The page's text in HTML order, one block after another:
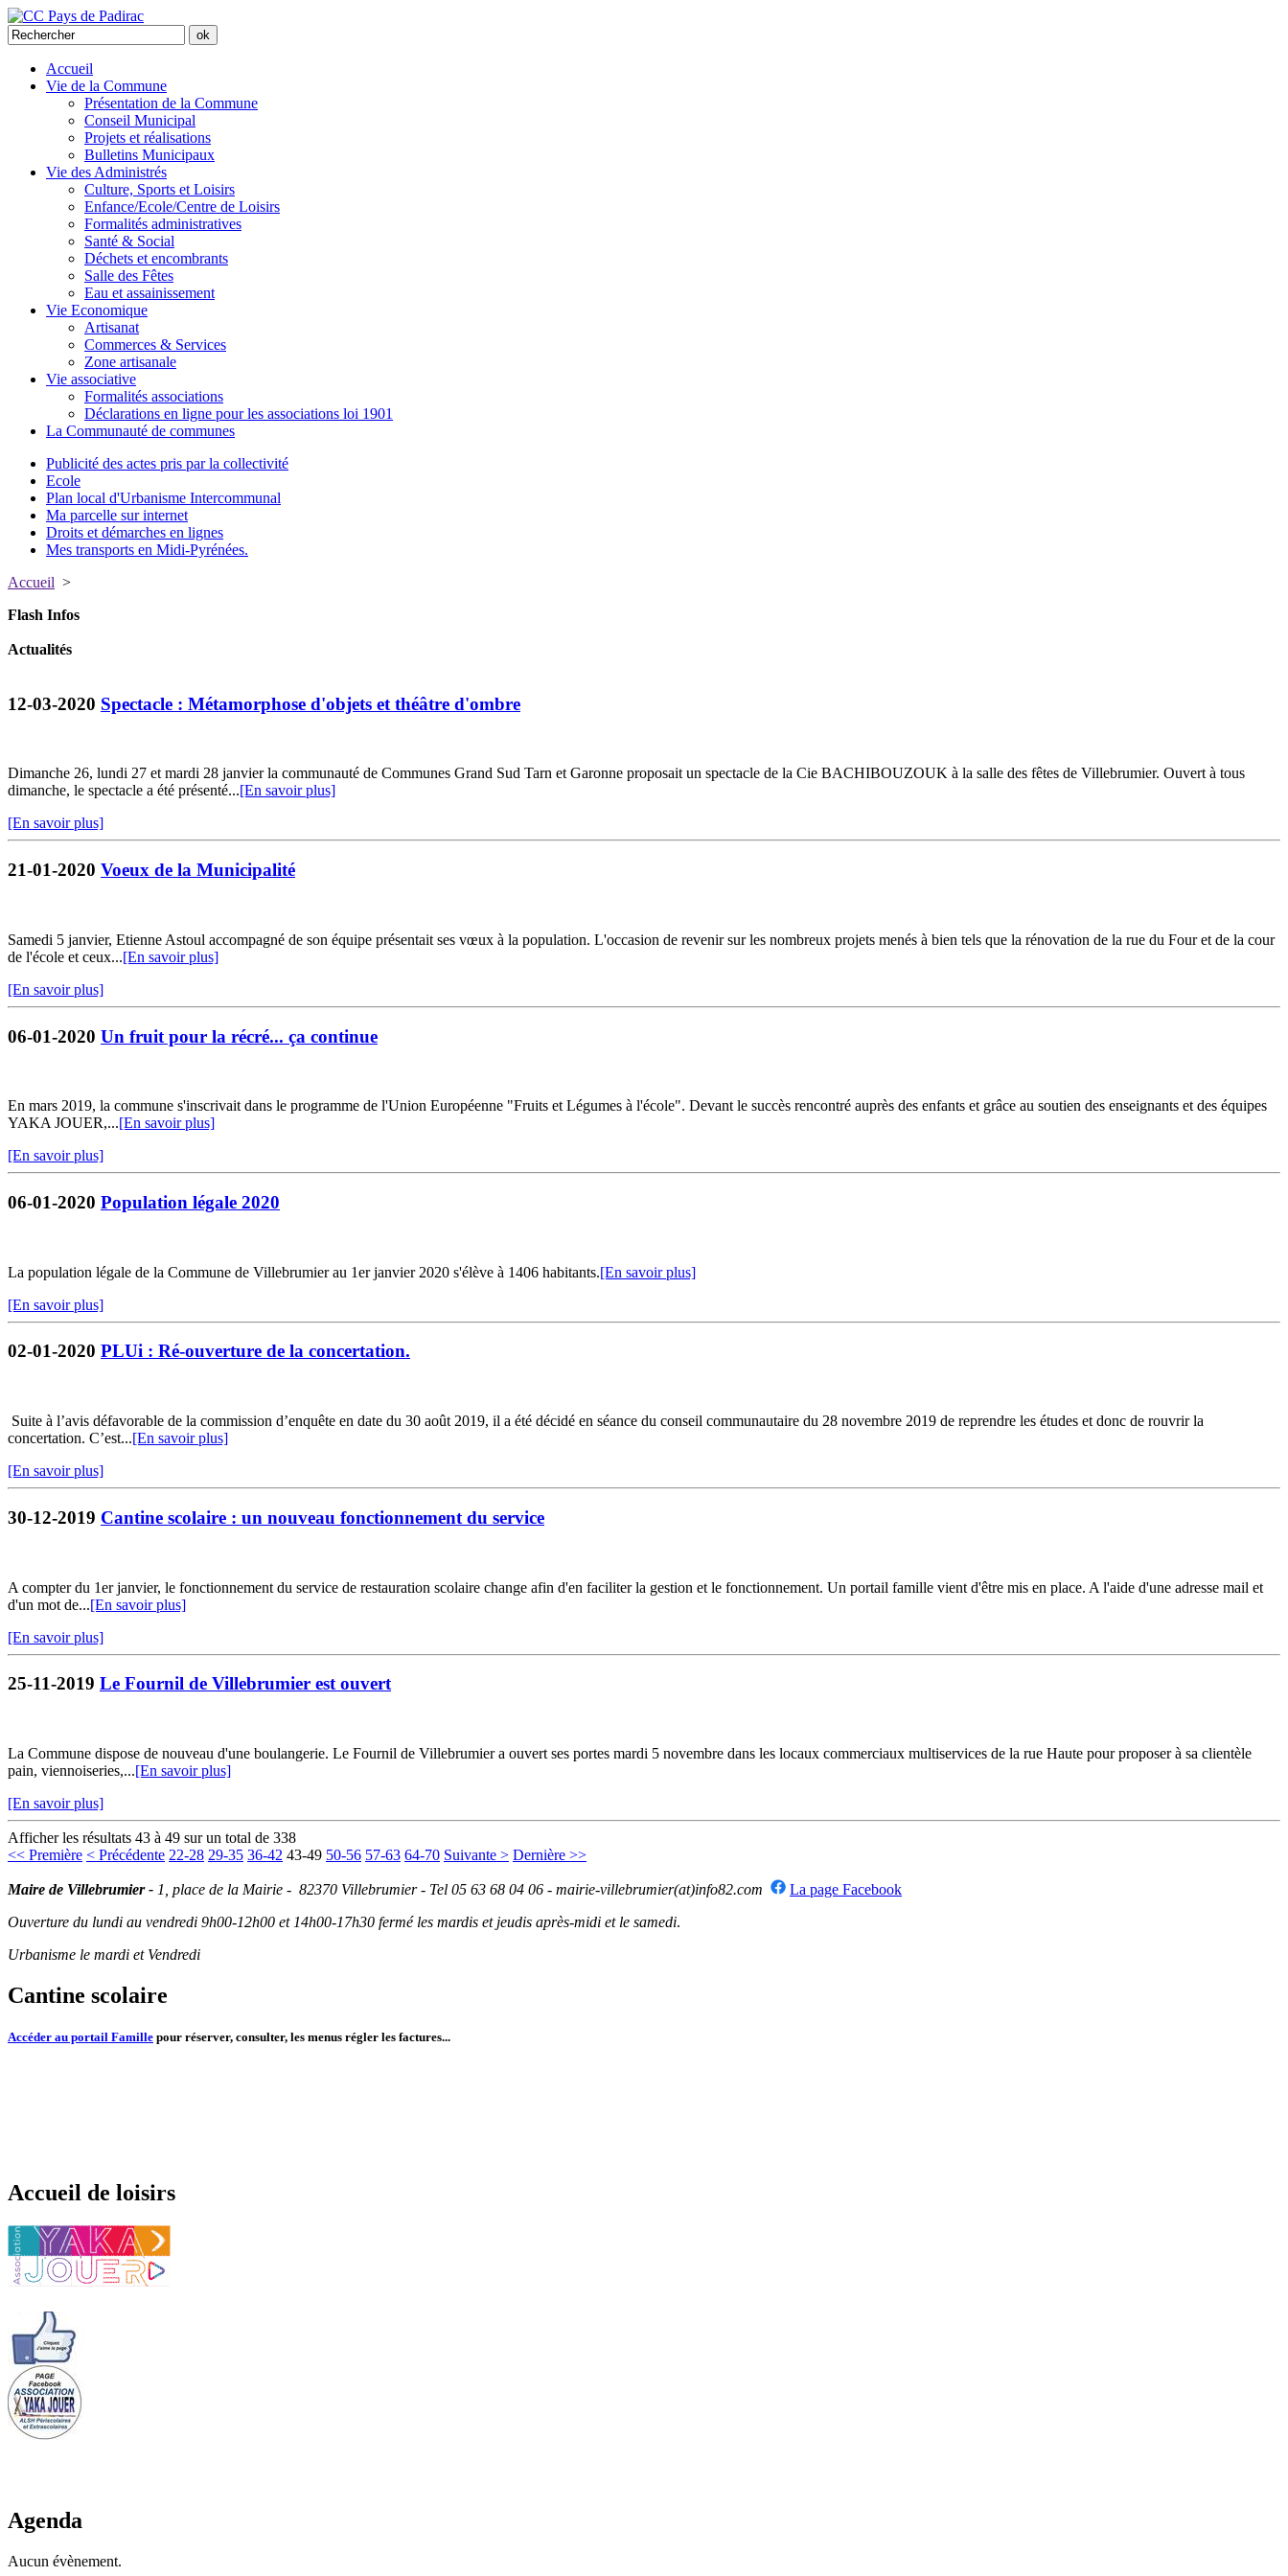
Accueil
Vie de la Commune
Présentation de la Commune
Conseil Municipal
Projets et réalisations
Bulletins Municipaux
Vie des Administrés
Culture, Sports et Loisirs
Enfance/Ecole/Centre de Loisirs
Formalités administratives
Santé & Social
Déchets et encombrants
Salle des Fêtes
Eau et assainissement
Vie Economique
Artisanat
Commerces & Services
Zone artisanale
Vie associative
Formalités associations
Déclarations en ligne pour les associations loi 1901
La Communauté de communes
Publicité des actes pris par la collectivité
Ecole
Plan local d'Urbanisme Intercommunal
Ma parcelle sur internet
Droits et démarches en lignes
Mes transports en Midi-Pyrénées.
Accueil >
Flash Infos
Actualités
12-03-2020 Spectacle : Métamorphose d'objets et théâtre d'ombre
Dimanche 26, lundi 27 et mardi 28 janvier la communauté de Communes Grand Sud Tarn et Garonne proposait un spectacle de la Cie BACHIBOUZOUK à la salle des fêtes de Villebrumier. Ouvert à tous
dimanche, le spectacle a été présenté...[En savoir plus]
[En savoir plus]
21-01-2020 Voeux de la Municipalité
Samedi 5 janvier, Etienne Astoul accompagné de son équipe présentait ses vœux à la population. L'occasion de revenir sur les nombreux projets menés à bien tels que la rénovation de la rue du Four et de la cour
de l'école et ceux...[En savoir plus]
[En savoir plus]
06-01-2020 Un fruit pour la récré... ça continue
En mars 2019, la commune s'inscrivait dans le programme de l'Union Européenne "Fruits et Légumes à l'école". Devant le succès rencontré auprès des enfants et grâce au soutien des enseignants et des équipes
YAKA JOUER,...[En savoir plus]
[En savoir plus]
06-01-2020 Population légale 2020
La population légale de la Commune de Villebrumier au 1er janvier 2020 s'élève à 1406 habitants.[En savoir plus]
[En savoir plus]
02-01-2020 PLUi : Ré-ouverture de la concertation.
Suite à l’avis défavorable de la commission d’enquête en date du 30 août 2019, il a été décidé en séance du conseil communautaire du 28 novembre 2019 de reprendre les études et donc de rouvrir la
concertation. C’est...[En savoir plus]
[En savoir plus]
30-12-2019 Cantine scolaire : un nouveau fonctionnement du service
A compter du 1er janvier, le fonctionnement du service de restauration scolaire change afin d'en faciliter la gestion et le fonctionnement. Un portail famille vient d'être mis en place. A l'aide d'une adresse mail et
d'un mot de...[En savoir plus]
[En savoir plus]
25-11-2019 Le Fournil de Villebrumier est ouvert
La Commune dispose de nouveau d'une boulangerie. Le Fournil de Villebrumier a ouvert ses portes mardi 5 novembre dans les locaux commerciaux multiservices de la rue Haute pour proposer à sa clientèle
pain, viennoiseries,...[En savoir plus]
[En savoir plus]
Afficher les résultats 43 à 49 sur un total de 338
<< Première < Précédente 22-28 29-35 36-42 43-49 50-56 57-63 64-70 Suivante > Dernière >>
Maire de Villebrumier - 1, place de la Mairie - 82370 Villebrumier - Tel 05 63 68 04 06 - mairie-villebrumier(at)info82.com
La page Facebook
Ouverture du lundi au vendredi 9h00-12h00 et 14h00-17h30 fermé les mardis et jeudis après-midi et le samedi.
Urbanisme le mardi et Vendredi
Cantine scolaire
Accéder au portail Famille pour réserver, consulter, les menus régler les factures...
Accueil de loisirs
Agenda
Aucun évènement.